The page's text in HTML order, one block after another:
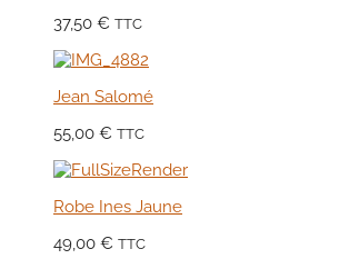
37,50 € TTC
Jean Salomé
55,00 € TTC
Robe Ines Jaune
49,00 € TTC